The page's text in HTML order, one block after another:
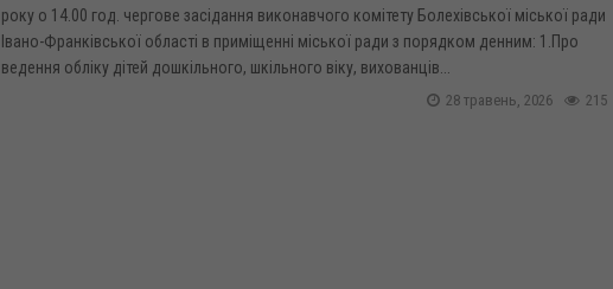
року о 14.00 год. чергове засідання виконавчого комітету Болехівської міської ради
Івано-Франківської області в приміщенні міської ради з порядком денним: 1.Про
ведення обліку дітей дошкільного, шкільного віку, вихованців...
215
28 травень, 2026